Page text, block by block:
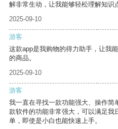
解非常生动，让我能够轻松理解知识
2025-09-10
游客
这款app是我购物的得力助手，让我
的商品。
2025-09-10
游客
我一直在寻找一款功能强大、操作简
款软件的功能非常强大，可以满足我
单，即使是小白也能快速上手。